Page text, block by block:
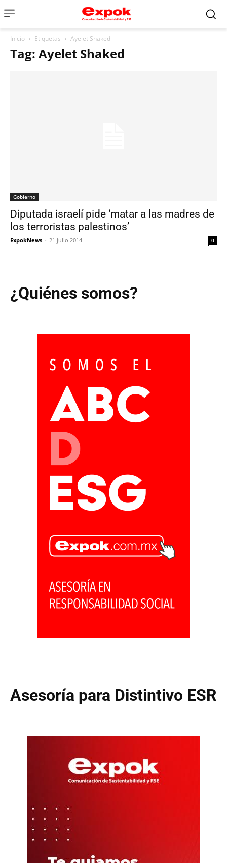
Inicio Etiquetas Ayelet Shaked
Tag: Ayelet Shaked
Gobierno
Diputada israelí pide ‘matar a las madres de
los terroristas palestinos’
ExpokNews - 21 julio 2014 0
¿Quiénes somos?
Asesoría para Distintivo ESR